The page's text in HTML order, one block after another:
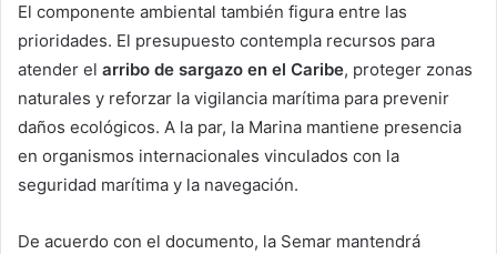
El componente ambiental también figura entre las
prioridades. El presupuesto contempla recursos para
atender el arribo de sargazo en el Caribe, proteger zonas
naturales y reforzar la vigilancia marítima para prevenir
daños ecológicos. A la par, la Marina mantiene presencia
en organismos internacionales vinculados con la
seguridad marítima y la navegación.
De acuerdo con el documento, la Semar mantendrá